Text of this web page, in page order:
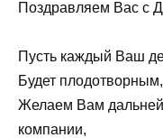
Поздравляем Вас с
Пусть каждый Ваш
Будет
Желаем Вам
компании,